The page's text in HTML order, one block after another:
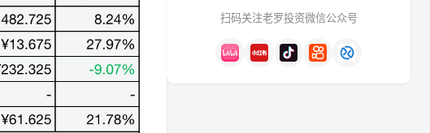
扫码关注老罗投资微信公众号